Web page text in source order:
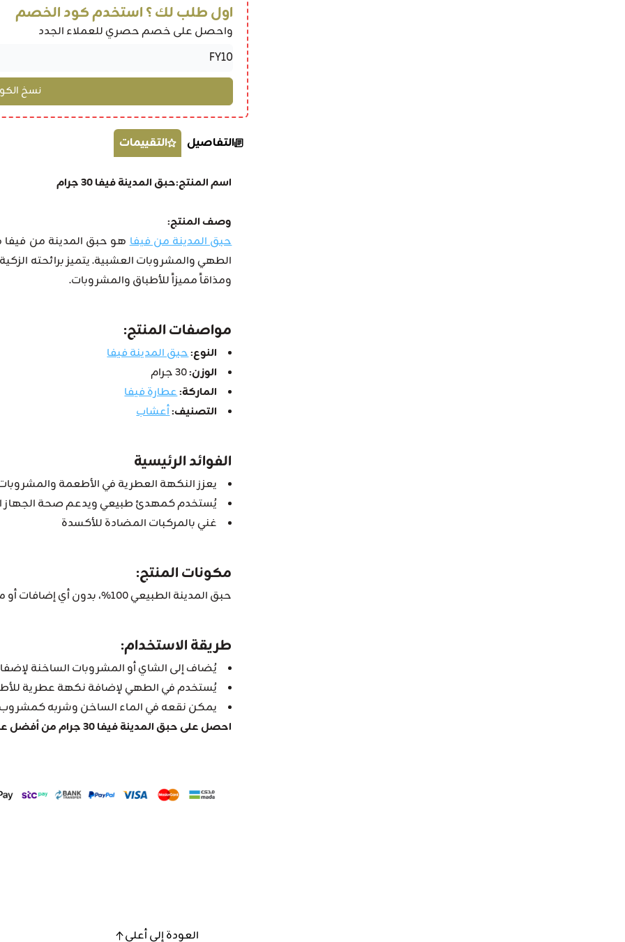
اول طلب لك ؟ استخدم كود الخصم
واحصل على خصم حصري للعملاء الجدد
التفاصيل التقييمات
اسم المنتج:حبق المدينة فيفا 30 جرام
وصف المنتج:
حبق المدينة من فيفاهو حبق المدينة من
الطهي والمشروبات العشبية. يتميز برائحته
ومذاقاً مميزاً للأطباق والمشروبات.
مواصفات المنتج:
النوع:حبق المدينة فيفا
الوزن:30 جرام
الماركة:عطارة فيفا
التصنيف:أعشاب
الفوائد الرئيسية
يعزز النكهة العطرية في الأطعمة
يُستخدم كمهدئ طبيعي ويدعم صحة
غني بالمركبات المضادة للأكسدة
مكونات المنتج:
حبق المدينة الطبيعي 100%، بدون أي إضافات أو مواد حافظة
طريقة الاستخدام:
يُضاف إلى الشاي أو المشروبات الساخنة
يُستخدم في الطهي لإضافة نكهة عطرية
يمكن نقعه في الماء الساخن وشربه
احصل على حبق المدينة فيفا 30 جرام من أفضل عطارة في المملكة
العودة إلى أعلى